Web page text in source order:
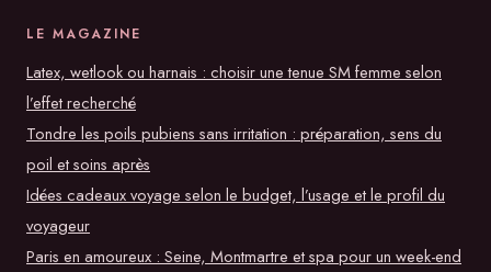
LE MAGAZINE
Latex, wetlook ou harnais : choisir une tenue SM femme selon
l’effet recherché
Tondre les poils pubiens sans irritation : préparation, sens du
poil et soins après
Idées cadeaux voyage selon le budget, l’usage et le profil du
voyageur
Paris en amoureux : Seine, Montmartre et spa pour un week-end